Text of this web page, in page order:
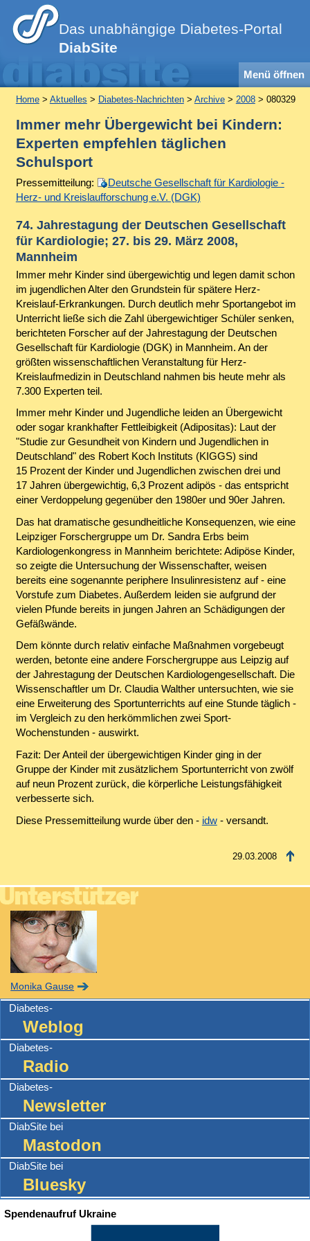
Das unabhängige Diabetes-Portal
DiabSite
Menü öffnen
Home> Aktuelles > Diabetes-Nachrichten> Archive> 2008> 080329
Immer mehr Übergewicht bei Kindern:
Experten empfehlen täglichen
Schulsport
Pressemitteilung:
Deutsche Gesellschaft für Kardiologie -
Herz- und Kreislaufforschung e.V. (DGK)
74. Jahrestagung der Deutschen Gesellschaft
für Kardiologie; 27. bis 29. März 2008,
Mannheim
Immer mehr Kinder sind übergewichtig und legen damit schon
im jugendlichen Alter den Grundstein für spätere Herz-
Kreislauf-Erkrankungen. Durch deutlich mehr Sportangebot im
Unterricht ließe sich die Zahl übergewichtiger Schüler senken,
berichteten Forscher auf der Jahrestagung der Deutschen
Gesellschaft für Kardiologie (DGK) in Mannheim. An der
größten wissenschaftlichen Veranstaltung für Herz-
Kreislaufmedizin in Deutschland nahmen bis heute mehr als
7.300 Experten teil.
Immer mehr Kinder und Jugendliche leiden an Übergewicht
oder sogar krankhafter Fettleibigkeit (Adipositas): Laut der
"Studie zur Gesundheit von Kindern und Jugendlichen in
Deutschland" des Robert Koch Instituts (KIGGS) sind
15 Prozent der Kinder und Jugendlichen zwischen drei und
17 Jahren übergewichtig, 6,3 Prozent adipös - das entspricht
einer Verdoppelung gegenüber den 1980er und 90er Jahren.
Das hat dramatische gesundheitliche Konsequenzen, wie eine
Leipziger Forschergruppe um Dr. Sandra Erbs beim
Kardiologenkongress in Mannheim berichtete: Adipöse Kinder,
so zeigte die Untersuchung der Wissenschafter, weisen
bereits eine sogenannte periphere Insulinresistenz auf - eine
Vorstufe zum Diabetes. Außerdem leiden sie aufgrund der
vielen Pfunde bereits in jungen Jahren an Schädigungen der
Gefäßwände.
Dem könnte durch relativ einfache Maßnahmen vorgebeugt
werden, betonte eine andere Forschergruppe aus Leipzig auf
der Jahrestagung der Deutschen Kardiologengesellschaft. Die
Wissenschaftler um Dr. Claudia Walther untersuchten, wie sie
eine Erweiterung des Sportunterrichts auf eine Stunde täglich -
im Vergleich zu den herkömmlichen zwei Sport-
Wochenstunden - auswirkt.
Fazit: Der Anteil der übergewichtigen Kinder ging in der
Gruppe der Kinder mit zusätzlichem Sportunterricht von zwölf
auf neun Prozent zurück, die körperliche Leistungsfähigkeit
verbesserte sich.
Diese Pressemitteilung wurde über den - idw- versandt.
29.03.2008
Monika Gause
Diabetes-
Weblog
Diabetes-
Radio
Diabetes-
Newsletter
DiabSite bei
Mastodon
DiabSite bei
Bluesky
Spendenaufruf Ukraine